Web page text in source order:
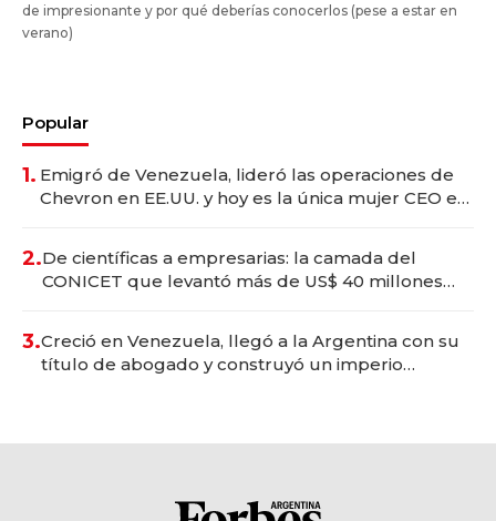
de impresionante y por qué deberías conocerlos (pese a estar en
verano)
Popular
1. Emigró de Venezuela, lideró las operaciones de
Chevron en EE.UU. y hoy es la única mujer CEO en
2.De científicas a empresarias: la camada del
CONICET que levantó más de US$ 40 millones
3.Creció en Venezuela, llegó a la Argentina con su
título de abogado y construyó un imperio